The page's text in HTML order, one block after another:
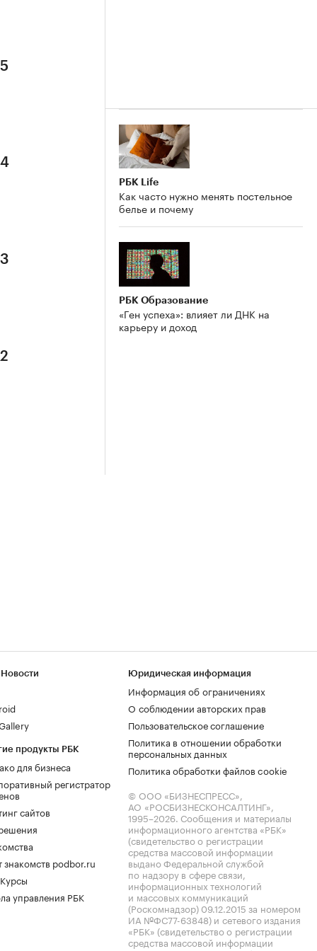
РБК Life
Как часто нужно менять постельное
белье и почему
РБК Образование
«Ген успеха»: влияет ли ДНК на
карьеру и доход
продукты РБК
для бизнеса
регистратор
сайтов
знакомств podbor.ru
управления РБК
Юридическая информация
Информация об ограничениях
О соблюдении авторских прав
Пользовательское соглашение
Политика в отношении обработки
персональных данных
Политика обработки файлов cookie
© ООО «БИЗНЕСПРЕСС»,
АО «РОСБИЗНЕСКОНСАЛТИНГ»,
1995–2026. Сообщения и материалы
информационного агентства «РБК»
(свидетельство о регистрации
средства массовой информации
выдано Федеральной службой
по надзору в сфере связи,
информационных технологий
и массовых коммуникаций
(Роскомнадзор) 09.12.2015 за номером
ИА №ФС77-63848) и сетевого издания
«РБК» (свидетельство о регистрации
средства массовой информации